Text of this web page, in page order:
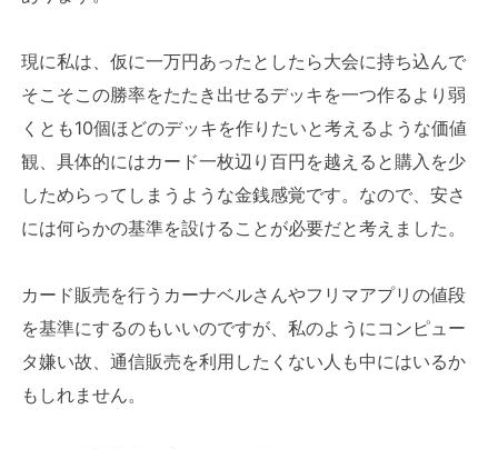
現に私は、仮に一万円あったとしたら大会に持ち込んで
そこそこの勝率をたたき出せるデッキを一つ作るより弱
くとも10個ほどのデッキを作りたいと考えるような価値
観、具体的にはカード一枚辺り百円を越えると購入を少
しためらってしまうような金銭感覚です。なので、安さ
には何らかの基準を設けることが必要だと考えました。
カード販売を行うカーナベルさんやフリマアプリの値段
を基準にするのもいいのですが、私のようにコンピュー
タ嫌い故、通信販売を利用したくない人も中にはいるか
もしれません。